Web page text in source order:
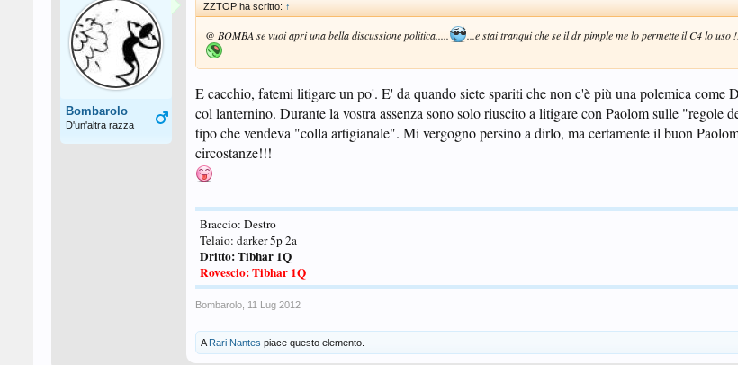
Bombarolo
D'un'altra razza
ZZTOP ha scritto: ↑
@ BOMBA se vuoi apri una bella discussione politica..... ...e stai tranqui che se il dr pimple me lo permette il C4 lo uso
E cacchio, fatemi litigare un po'. E' da quando siete spariti che non c'è più una polemica come
col lanternino. Durante la vostra assenza sono solo riuscito a litigare con Paolom sulle "regole
tipo che vendeva "colla artigianale". Mi vergogno persino a dirlo, ma certamente il buon
circostanze!!!
Braccio: Destro
Telaio: darker 5p 2a
Dritto: Tibhar 1Q
Rovescio: Tibhar 1Q
Bombarolo 11 Lug 2012
A Rari Nantes piace questo elemento.